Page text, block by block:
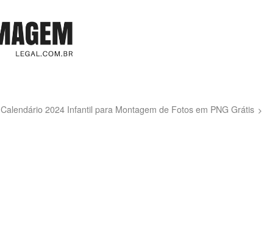
Calendário 2024 Infantil para Montagem de Fotos em PNG Grátis